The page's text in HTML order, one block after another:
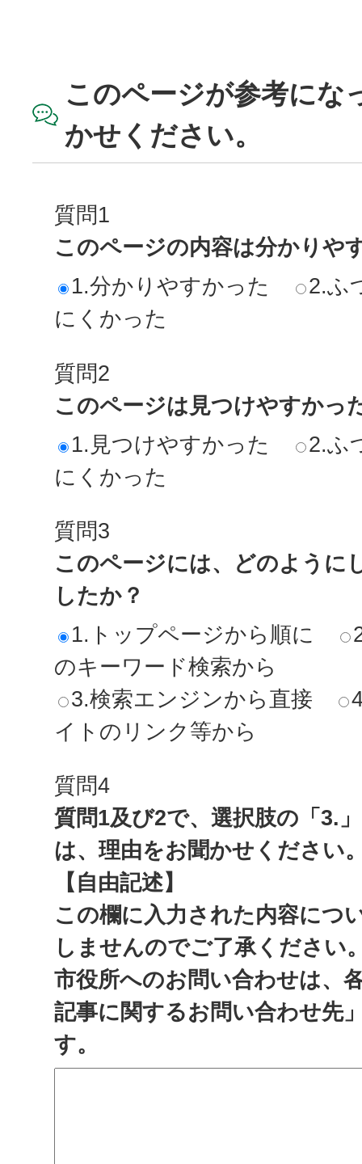
このページが参考にな
かせください。
質問1
このページの内容は分かりや
1.分かりやすかった
2.ふ
にくかった
質問2
このページは見つけやすかっ
1.見つけやすかった
2.ふ
にくかった
質問3
このページには、どのように
したか？
1.トップページから順に
のキーワード検索から
3.検索エンジンから直接
イトのリンク等から
質問4
質問1及び2で、選択肢の「3.
は、理由をお聞かせください
【自由記述】
この欄に入力された内容につ
しませんのでご了承ください
市役所へのお問い合わせは、
記事に関するお問い合わせ先
す。